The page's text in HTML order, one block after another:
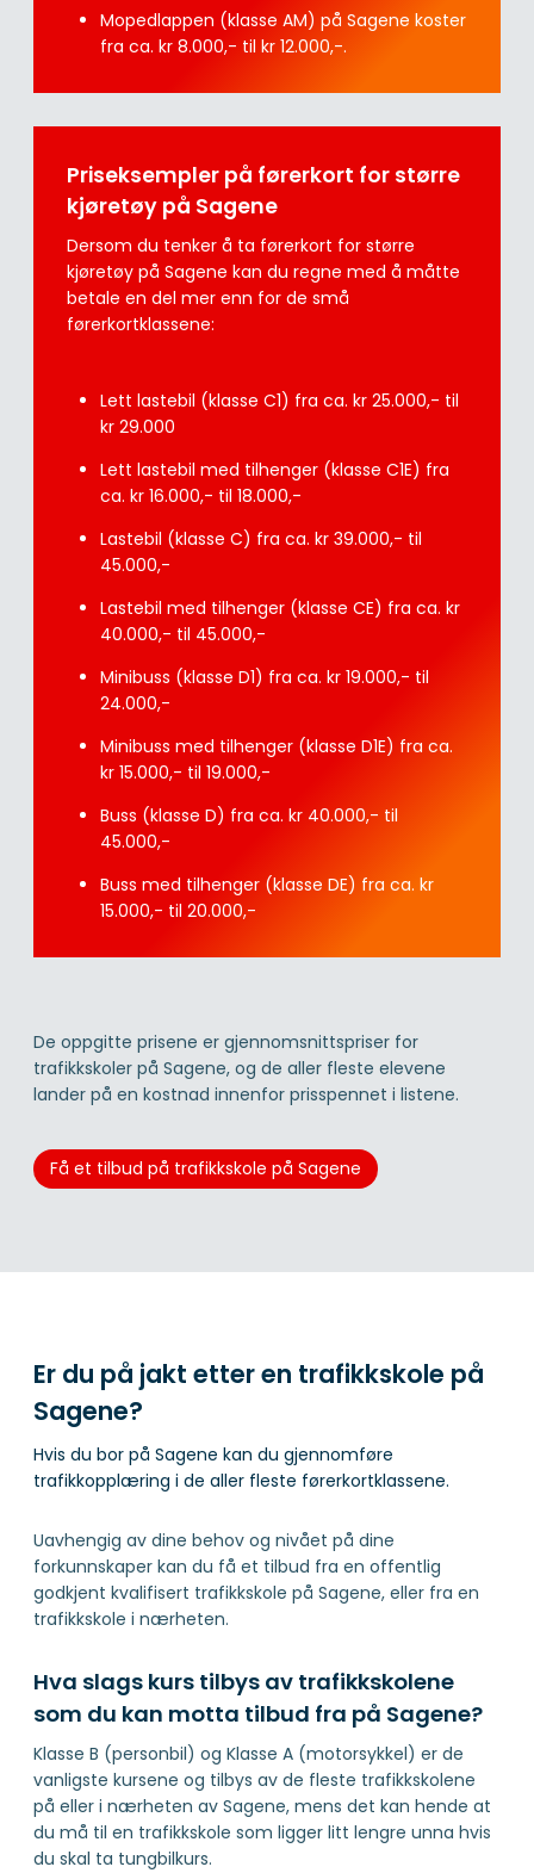
Mopedlappen (klasse AM) på Sagene koster
fra ca. kr 8.000,- til kr 12.000,-.
Priseksempler på førerkort for større
kjøretøy på Sagene
Dersom du tenker å ta førerkort for større
kjøretøy på Sagene kan du regne med å måtte
betale en del mer enn for de små
førerkortklassene:
Lett lastebil (klasse C1) fra ca. kr 25.000,- til
kr 29.000
Lett lastebil med tilhenger (klasse C1E) fra
ca. kr 16.000,- til 18.000,-
Lastebil (klasse C) fra ca. kr 39.000,- til
45.000,-
Lastebil med tilhenger (klasse CE) fra ca. kr
40.000,- til 45.000,-
Minibuss (klasse D1) fra ca. kr 19.000,- til
24.000,-
Minibuss med tilhenger (klasse D1E) fra ca.
kr 15.000,- til 19.000,-
Buss (klasse D) fra ca. kr 40.000,- til
45.000,-
Buss med tilhenger (klasse DE) fra ca. kr
15.000,- til 20.000,-
De oppgitte prisene er gjennomsnittspriser for
trafikkskoler på Sagene, og de aller fleste elevene
lander på en kostnad innenfor prisspennet i listene.
Få et tilbud på trafikkskole på Sagene
Er du på jakt etter en trafikkskole på
Sagene?
Hvis du bor på Sagene kan du gjennomføre
trafikkopplæring i de aller fleste førerkortklassene.
Uavhengig av dine behov og nivået på dine
forkunnskaper kan du få et tilbud fra en offentlig
godkjent kvalifisert trafikkskole på Sagene, eller fra en
trafikkskole i nærheten.
Hva slags kurs tilbys av trafikkskolene
som du kan motta tilbud fra på Sagene?
Klasse B (personbil) og Klasse A (motorsykkel) er de
vanligste kursene og tilbys av de fleste trafikkskolene
på eller i nærheten av Sagene, mens det kan hende at
du må til en trafikkskole som ligger litt lengre unna hvis
du skal ta tungbilkurs.